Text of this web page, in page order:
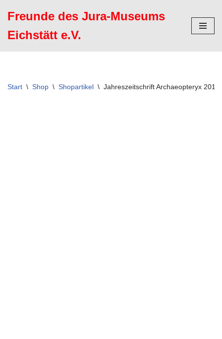
Inhalt
Freunde des Jura-Museums
Eichstätt e.V.
Start \ Shop \ Shopartikel \ Jahreszeitschrift Archaeopteryx 2015